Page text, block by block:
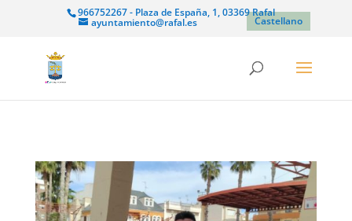
966752267 - Plaza de España, 1, 03369 Rafal
ayuntamiento@rafal.es Castellano